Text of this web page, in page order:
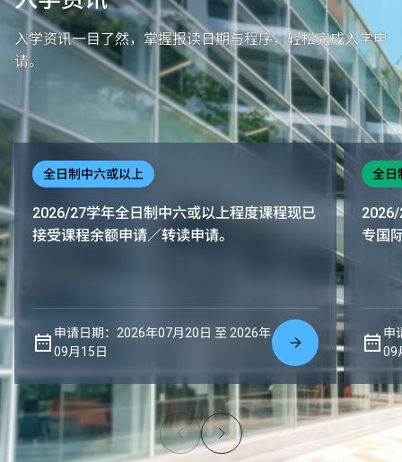
入学资讯一目了然，掌握报读日期与程序，轻松完成入学申
请。
全日制中六或以上
2026/27学年全日制中六或以上程度课程现已
接受课程余额申请／转读申请。
申请日期：2026年07月20日 至 2026年
09月15日
全日
2026/
专国
申
09